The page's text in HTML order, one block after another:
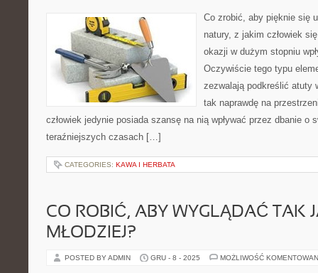
Co zrobić, aby pięknie się
natury, z jakim człowiek
okazji w dużym stopniu
Oczywiście tego typu
zezwalają podkreślić atuty
tak naprawdę na
człowiek jedynie posiada szansę na nią wpływać przez dbanie o
teraźniejszych czasach […]
CATEGORIES: KAWA I HERBATA
CO ROBIĆ, ABY WYGLĄDAĆ TAK
MŁODZIEJ?
POSTED BY ADMIN GRU - 8 - 2025 MOŻLIWOŚĆ